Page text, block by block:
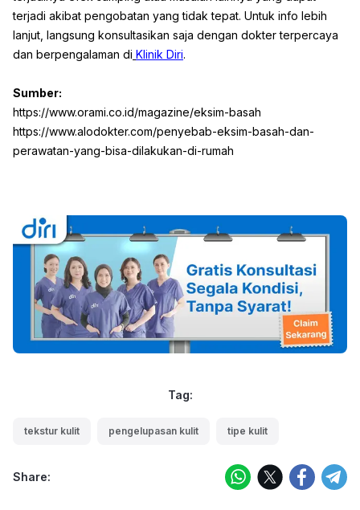
terjadi akibat pengobatan yang tidak tepat. Untuk info lebih
lanjut, langsung konsultasikan saja dengan dokter terpercaya
dan berpengalaman di Klinik Diri.
Sumber:
https://www.orami.co.id/magazine/eksim-basah
https://www.alodokter.com/penyebab-eksim-basah-dan-
perawatan-yang-bisa-dilakukan-di-rumah
Tag:
tekstur kulit pengelupasan kulit tipe kulit
Share: